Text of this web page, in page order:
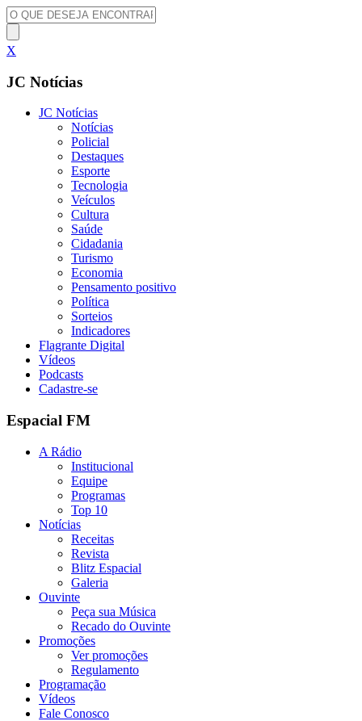
X
JC Notícias
JC Notícias
Notícias
Policial
Destaques
Esporte
Tecnologia
Veículos
Cultura
Saúde
Cidadania
Turismo
Economia
Pensamento positivo
Política
Sorteios
Indicadores
Flagrante Digital
Vídeos
Podcasts
Cadastre-se
Espacial FM
A Rádio
Institucional
Equipe
Programas
Top 10
Notícias
Receitas
Revista
Blitz Espacial
Galeria
Ouvinte
Peça sua Música
Recado do Ouvinte
Promoções
Ver promoções
Regulamento
Programação
Vídeos
Fale Conosco